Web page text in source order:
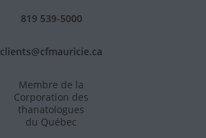
819 539-5000
clients@cfmauricie.ca
Membre de la
Corporation des
thanatologues
du Québec